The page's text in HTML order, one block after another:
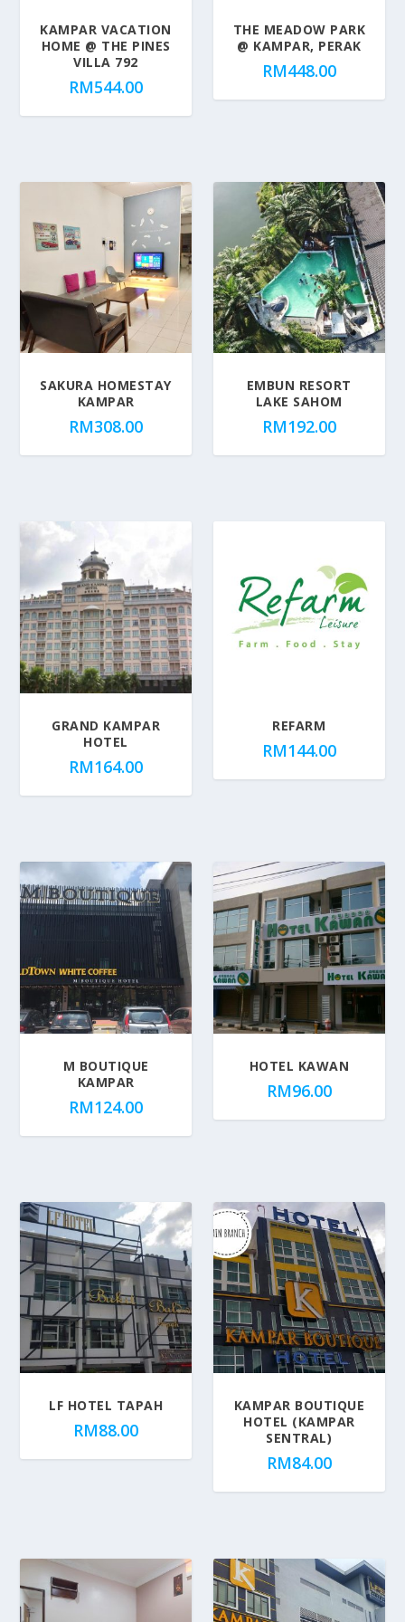
l
a
t
KAMPAR VACATION
HOME @ THE PINES
VILLA 792
RM544.00
THE MEADOW PARK
@ KAMPAR, PERAK
RM448.00
SAKURA HOMESTAY
KAMPAR
RM308.00
EMBUN RESORT
LAKE SAHOM
RM192.00
GRAND KAMPAR
HOTEL
RM164.00
REFARM
RM144.00
M BOUTIQUE
KAMPAR
RM124.00
HOTEL KAWAN
RM96.00
LF HOTEL TAPAH
RM88.00
KAMPAR BOUTIQUE
HOTEL (KAMPAR
SENTRAL)
RM84.00